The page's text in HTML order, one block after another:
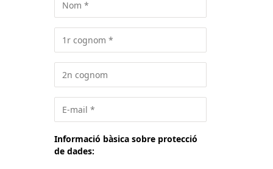
Informació bàsica sobre protecció
de dades: